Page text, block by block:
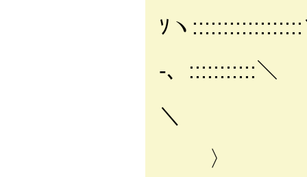
ｿヽ
-、:::::::::::＼
＼
〉